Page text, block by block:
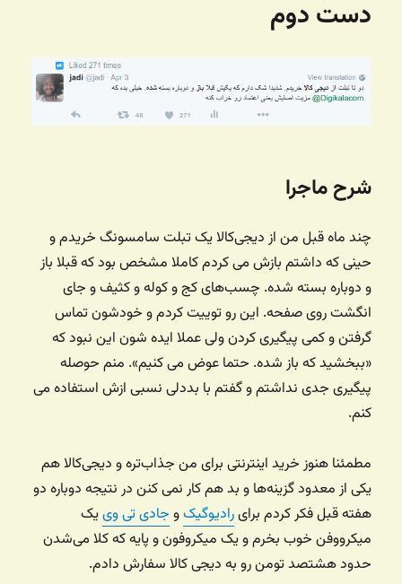
دست دوم
شرح ماجرا
چند ماه قبل من از دیجی‌کالا یک تبلت سامسونگ خریدم و
حینی که داشتم بازش می کردم کاملا مشخص بود که قبلا باز
و دوباره بسته شده. چسب‌های کج و کوله و کثیف و جای
انگشت روی صفحه. این رو توییت کردم و خودشون تماس
گرفتن و کمی پیگیری کردن ولی عملا ایده شون این نبود که
«ببخشید که باز شده. حتما عوض می کنیم». منم حوصله
پیگیری جدی نداشتم و گفتم با بددلی نسبی ازش استفاده می
کنم.
مطمئنا هنوز خرید اینترنتی برای من جذاب‌تره و دیجی‌کالا هم
یکی از معدود گزینه‌ها و بد هم کار نمی کنن در نتیجه دوباره دو
هفته قبل فکر کردم برایرادیوگیکو جادی تی وییک
میکرووفن خوب بخرم و یک میکروفون و پایه که کلا می‌شدن
حدود هشتصد تومن رو به دیجی کالا سفارش دادم.